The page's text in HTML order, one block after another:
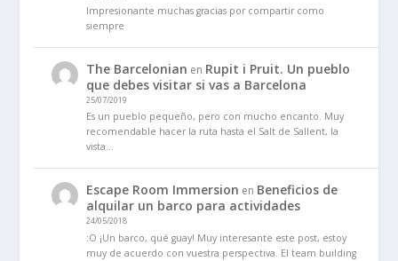
Impresionante muchas gracias por compartir como
siempre
The Barcelonian en Rupit i Pruit. Un pueblo
que debes visitar si vas a Barcelona
25/07/2019
Es un pueblo pequeño, pero con mucho encanto. Muy
recomendable hacer la ruta hasta el Salt de Sallent, la
vista…
Escape Room Immersion en Beneficios de
alquilar un barco para actividades
24/05/2018
:O ¡Un barco, qué guay! Muy interesante este post, estoy
muy de acuerdo con vuestra perspectiva. El team building